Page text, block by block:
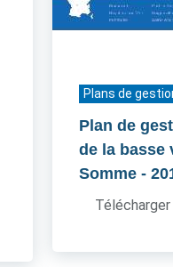
Plans de
Plan de
de la basse
Somme -